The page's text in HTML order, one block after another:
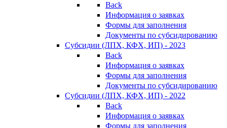
Back
Информация о заявках
Формы для заполнения
Документы по субсидированию
Субсидии (ЛПХ, КФХ, ИП) - 2023
Back
Информация о заявках
Формы для заполнения
Документы по субсидированию
Субсидии (ЛПХ, КФХ, ИП) - 2022
Back
Информация о заявках
Формы для заполнения